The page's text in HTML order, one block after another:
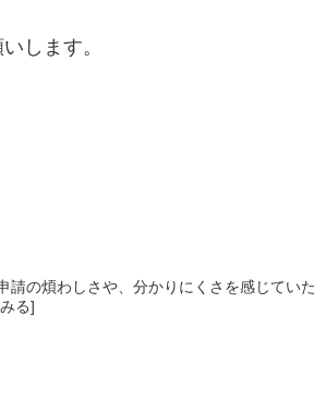
します。
請の煩わしさや、分かりにくさを感じて
る]